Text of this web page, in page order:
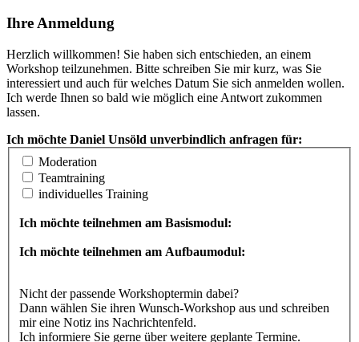
Ihre Anmeldung
Herzlich willkommen! Sie haben sich entschieden, an einem
Workshop teilzunehmen. Bitte schreiben Sie mir kurz, was Sie
interessiert und auch für welches Datum Sie sich anmelden wollen.
Ich werde Ihnen so bald wie möglich eine Antwort zukommen
lassen.
Ich möchte Daniel Unsöld unverbindlich anfragen für:
Moderation
Teamtraining
individuelles Training
Ich möchte teilnehmen am Basismodul:
Ich möchte teilnehmen am Aufbaumodul:
Nicht der passende Workshoptermin dabei?
Dann wählen Sie ihren Wunsch-Workshop aus und schreiben
mir eine Notiz ins Nachrichtenfeld.
Ich informiere Sie gerne über weitere geplante Termine.